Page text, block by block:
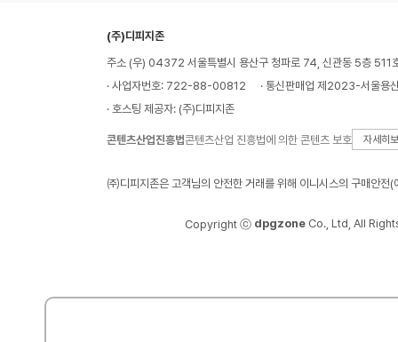
(주)디피지존
주소 (우) 04372 서울특별시 용산구 청파로 74, 신관동 5층 511
· 사업자번호: 722-88-00812
· 통신판매업 제2023-서울
· 호스팅 제공자: (주)디피지존
콘텐츠산업진흥법콘텐츠산업 진흥법에 의한 콘텐츠 보호 자세히
㈜디피지존은 고객님의 안전한 거래를 위해 이니시스의 구매안전
Copyright ⓒ dpgzone Co., Ltd, All